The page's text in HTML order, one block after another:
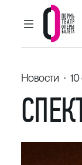
ГЛАВНОЕ
Новости